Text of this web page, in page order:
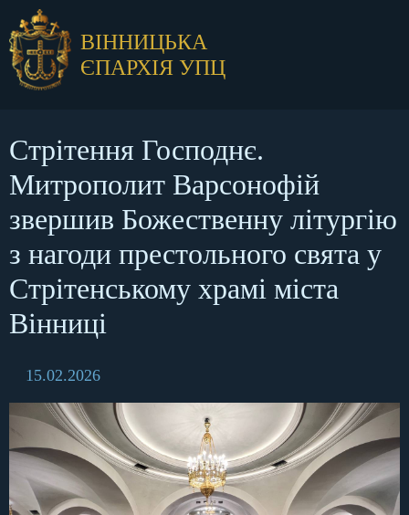
ВІННИЦЬКА
ЄПАРХІЯ УПЦ
Стрітення Господнє.
Митрополит Варсонофій
звершив Божественну літургію
з нагоди престольного свята у
Стрітенському храмі міста
Вінниці
15.02.2026